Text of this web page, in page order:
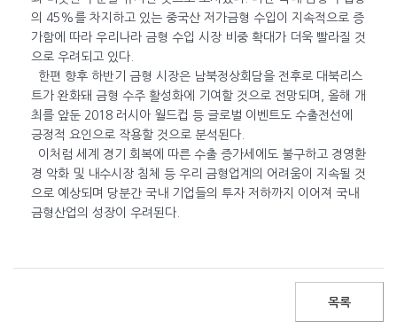
의 45%를 차지하고 있는 중국산 저가금형 수입이 지속적으로 증
가함에 따라 우리나라 금형 수입 시장 비중 확대가 더욱 빨라질 것
으로 우려되고 있다.
한편 향후 하반기 금형 시장은 남북정상회담을 전후로 대북리스
트가 완화돼 금형 수주 활성화에 기여할 것으로 전망되며, 올해 개
최를 앞둔 2018 러시아 월드컵 등 글로벌 이벤트도 수출전선에
긍정적 요인으로 작용할 것으로 분석된다.
이처럼 세계 경기 회복에 따른 수출 증가세에도 불구하고 경영환
경 악화 및 내수시장 침체 등 우리 금형업계의 어려움이 지속될 것
으로 예상되며 당분간 국내 기업들의 투자 저하까지 이어져 국내
금형산업의 성장이 우려된다.
목록